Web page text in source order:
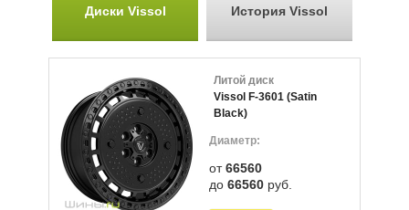
Диски Vissol История Vissol
Литой диск
Vissol F-3601 (Satin
Black)
от66560
до 66560 руб.